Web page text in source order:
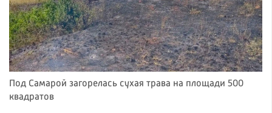
Под Самарой загорелась сухая трава на площади 500
квадратов